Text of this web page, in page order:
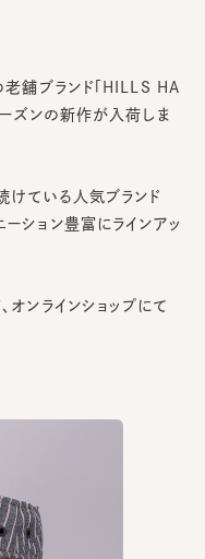
舗ブランド「HILLS HA
ズンの新作が入荷しま
ている人気ブランド
ション豊富にラインアッ
ンラインショップにて